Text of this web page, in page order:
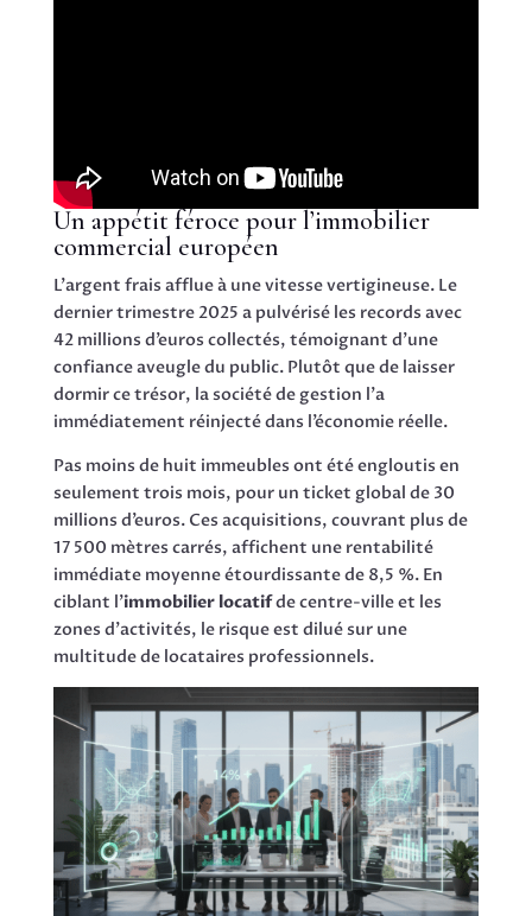
Un appétit féroce pour l’immobilier
commercial européen
L’argent frais afflue à une vitesse vertigineuse. Le
dernier trimestre 2025 a pulvérisé les records avec
42 millions d’euros collectés, témoignant d’une
confiance aveugle du public. Plutôt que de laisser
dormir ce trésor, la société de gestion l’a
immédiatement réinjecté dans l’économie réelle.
Pas moins de huit immeubles ont été engloutis en
seulement trois mois, pour un ticket global de 30
millions d’euros. Ces acquisitions, couvrant plus de
17 500 mètres carrés, affichent une rentabilité
immédiate moyenne étourdissante de 8,5 %. En
ciblant l’immobilier locatifde centre-ville et les
zones d’activités, le risque est dilué sur une
multitude de locataires professionnels.